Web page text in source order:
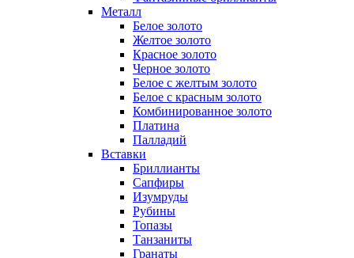
Металл
Белое золото
Желтое золото
Красное золото
Черное золото
Белое с желтым золото
Белое с красным золото
Комбинированное золото
Платина
Палладий
Вставки
Бриллианты
Сапфиры
Изумруды
Рубины
Топазы
Танзаниты
Гранаты